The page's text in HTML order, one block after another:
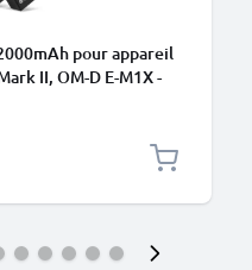
pour appareil
II, OM-D E-M1X -